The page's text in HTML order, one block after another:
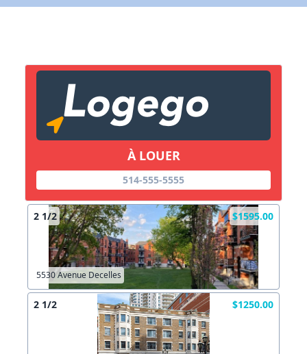
À LOUER
514-555-5555
2 1/2 $1595.00
5530 Avenue Decelles
2 1/2 $1250.00
X Fermer
Lien vers inscription (sera inclus dans courriel)
Copier lien
X Fermer Envoyez